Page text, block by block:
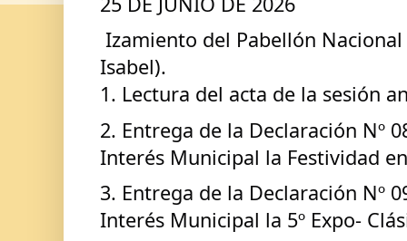
Isabel).
1. Lectura del acta de la sesión
2. Entrega de la Declaración Nº
Interés Municipal la Festividad
3. Entrega de la Declaración Nº
Interés Municipal la 5º Expo-